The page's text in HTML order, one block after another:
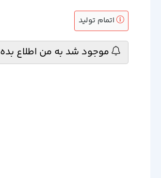
اتمام تولید
موجود شد به من اطلاع بده